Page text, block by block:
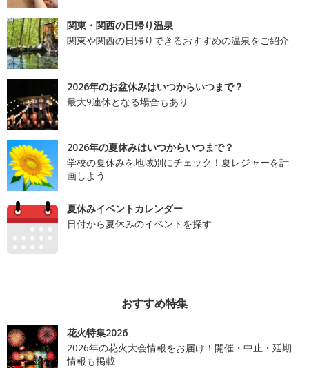
関東・関西の日帰り温泉
関東や関西の日帰りできるおすすめの温泉をご紹介
2026年のお盆休みはいつからいつまで？
最大9連休となる場合もあり
2026年の夏休みはいつからいつまで？
学校の夏休みを地域別にチェック！夏レジャーを計
画しよう
夏休みイベントカレンダー
日付から夏休みのイベントを探す
おすすめ特集
花火特集2026
2026年の花火大会情報をお届け！開催・中止・延期
情報も掲載